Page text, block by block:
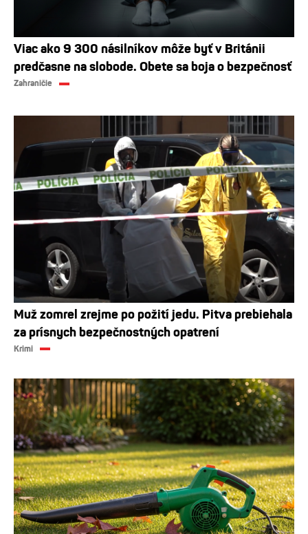
Viac ako 9 300 násilníkov môže byť v Británii
predčasne na slobode. Obete sa boja o bezpečnosť
Zahraničie
Muž zomrel zrejme po požití jedu. Pitva prebiehala
za prísnych bezpečnostných opatrení
Krimi